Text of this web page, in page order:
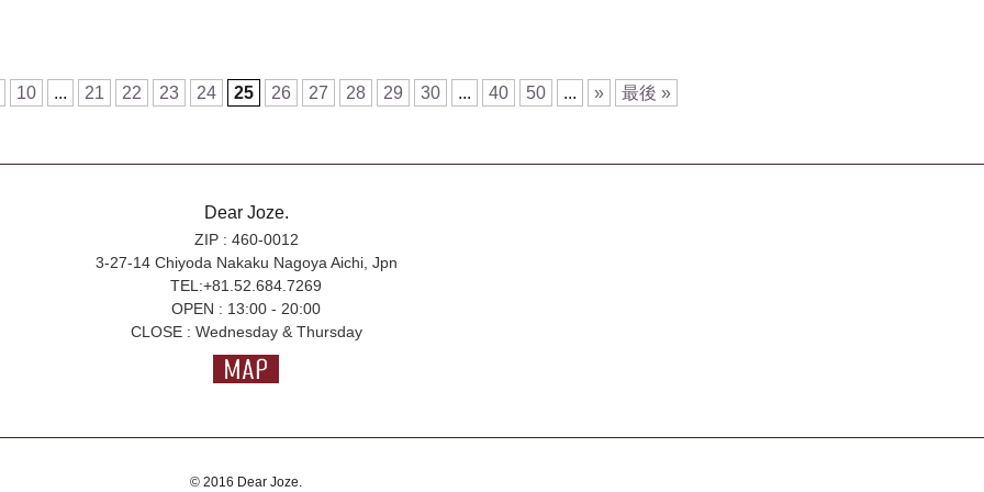
10 ... 21 22 23 24 25 26 27 28 29 30 ... 40 50 ... » 最後 »
Dear Joze.
ZIP : 460-0012
3-27-14 Chiyoda Nakaku Nagoya Aichi, Jpn
TEL:+81.52.684.7269
OPEN : 13:00 - 20:00
CLOSE : Wednesday & Thursday
© 2016 Dear Joze.